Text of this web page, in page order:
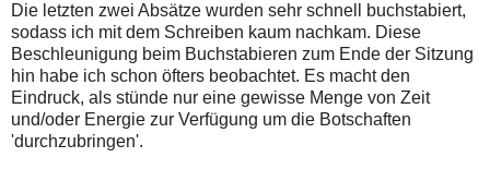
Die letzten zwei Absätze wurden sehr schnell buchstabiert,
sodass ich mit dem Schreiben kaum nachkam. Diese
Beschleunigung beim Buchstabieren zum Ende der Sitzung
hin habe ich schon öfters beobachtet. Es macht den
Eindruck, als stünde nur eine gewisse Menge von Zeit
und/oder Energie zur Verfügung um die Botschaften
'durchzubringen'.